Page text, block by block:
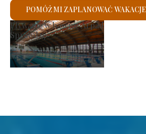
POMÓŻ MI ZAPLANOWAĆ WAKACJE